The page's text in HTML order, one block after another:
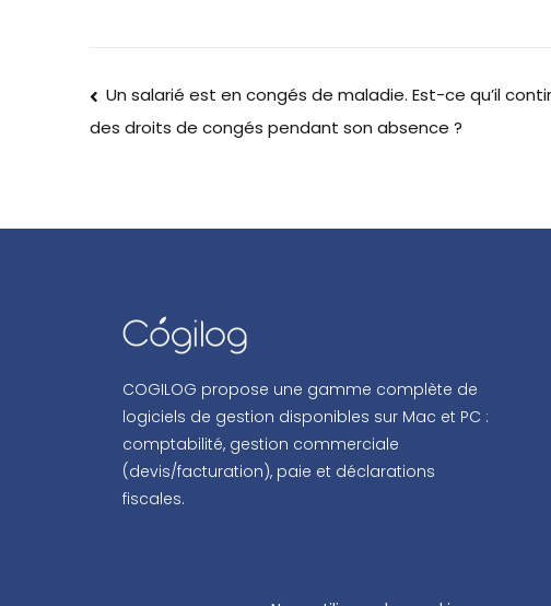
Un salarié est en congés de maladie. Est-ce qu’il
des droits de congés pendant son absence ?
COGILOG propose une gamme complète de
logiciels de gestion disponibles sur Mac et PC :
comptabilité, gestion commerciale
(devis/facturation), paie et déclarations
fiscales.